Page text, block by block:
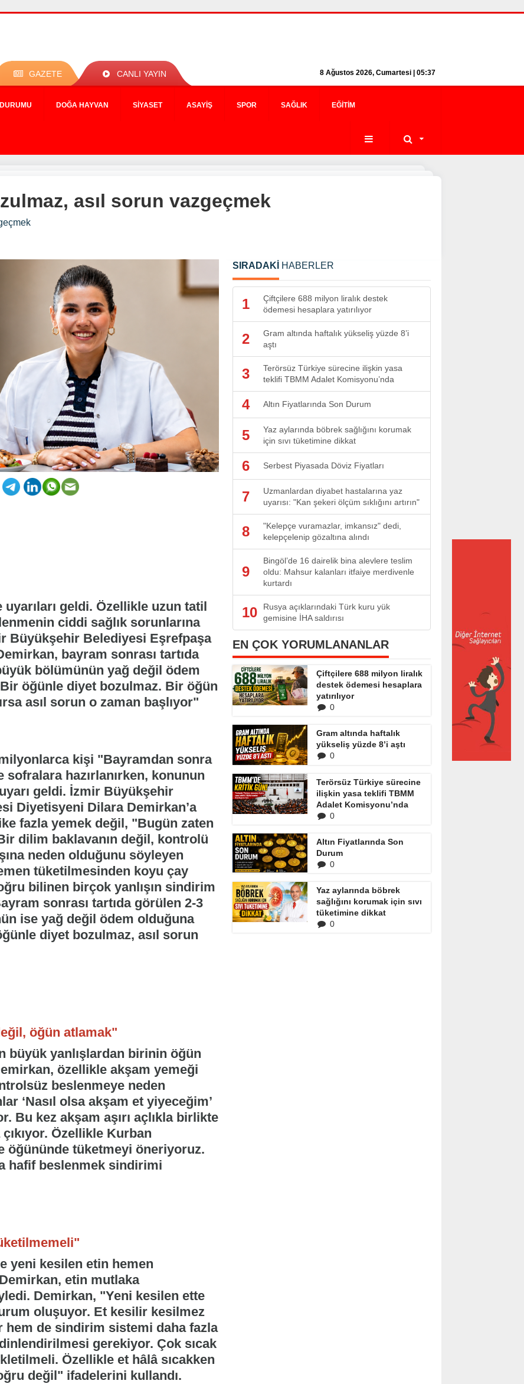
GAZETE CANLI YAYIN 8 Ağustos 2026, Cumartesi | 05:37
DOĞA HAYVAN SIYASET ASAYIŞ SPOR SAĞLIK EĞITIM
asıl sorun vazgeçmek
geldi. Özellikle uzun tatil
ciddi sağlık sorunlarına
Büyükşehir Belediyesi Eşrefpaşa
bayram sonrası tartıda
bölümünün yağ değil ödem
öğünle diyet bozulmaz. Bir öğün
asıl sorun o zaman başlıyor"
kişi "Bayramdan sonra
hazırlanırken, konunun
geldi. İzmir Büyükşehir
Diyetisyeni Dilara Demirkan’a
fazla yemek değil, "Bugün zaten
dilim baklavanın değil, kontrolü
neden olduğunu söyleyen
tüketilmesinden koyu çay
bilinen birçok yanlışın sindirim
sonrası tartıda görülen 2-3
ise yağ değil ödem olduğuna
diyet bozulmaz, asıl sorun
öğün atlamak"
büyük yanlışlardan birinin öğün
özellikle akşam yemeği
beslenmeye neden
‘Nasıl olsa akşam et yiyeceğim’
Bu kez akşam aşırı açlıkla birlikte
çıkıyor. Özellikle Kurban
öğününde tüketmeyi öneriyoruz.
hafif beslenmek sindirimi
yeni kesilen etin hemen
etin mutlaka
Demirkan, "Yeni kesilen ette
oluşuyor. Et kesilir kesilmez
de sindirim sistemi daha fazla
gerekiyor. Çok sıcak
Özellikle et hâlâ sıcakken
değil" ifadelerini kullandı.
SIRADAKİ HABERLER
1
Çiftçilere 688 milyon liralık destek
ödemesi hesaplara yatırılıyor
2
Gram altında haftalık yükseliş yüzde 8’i
aştı
3
Terörsüz Türkiye sürecine ilişkin yasa
teklifi TBMM Adalet Komisyonu’nda
4 Altın Fiyatlarında Son Durum
5
Yaz aylarında böbrek sağlığını korumak
için sıvı tüketimine dikkat
6 Serbest Piyasada Döviz Fiyatları
7
Uzmanlardan diyabet hastalarına yaz
uyarısı: "Kan şekeri ölçüm sıklığını artırın"
8
"Kelepçe vuramazlar, imkansız" dedi,
kelepçelenip gözaltına alındı
9
Bingöl’de 16 dairelik bina alevlere teslim
oldu: Mahsur kalanları itfaiye merdivenle
kurtardı
10
Rusya açıklarındaki Türk kuru yük
gemisine İHA saldırısı
EN ÇOK YORUMLANANLAR
Çiftçilere 688 milyon liralık
destek ödemesi hesaplara
yatırılıyor
0
Gram altında haftalık
yükseliş yüzde 8’i aştı
0
Terörsüz Türkiye sürecine
ilişkin yasa teklifi TBMM
Adalet Komisyonu’nda
0
Altın Fiyatlarında Son
Durum
0
Yaz aylarında böbrek
sağlığını korumak için sıvı
tüketimine dikkat
0